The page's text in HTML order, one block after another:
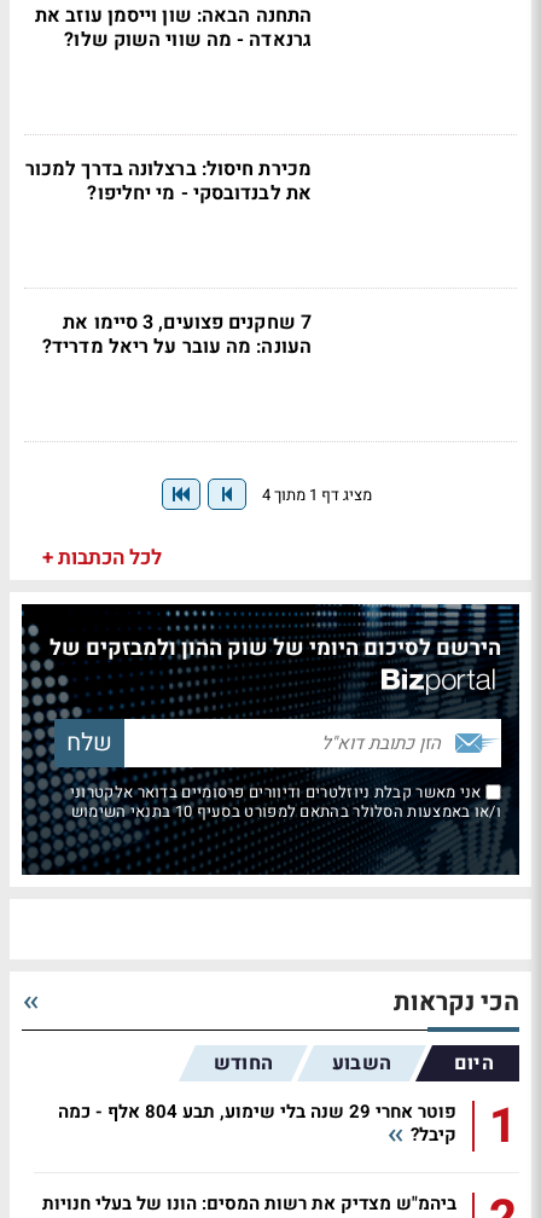
התחנה הבאה: שון וייסמן עוזב את
גרנאדה - מה שווי השוק שלו?
מכירת חיסול: ברצלונה בדרך למכור
את לבנדובסקי - מי יחליפו?
7 שחקנים פצועים, 3 סיימו את
העונה: מה עובר על ריאל מדריד?
מציג דף 1 מתוך 4
לכל הכתבות +
הירשם לסיכום היומי של שוק ההון ולמבזקים של
אני מאשר קבלת ניוזלטרים ודיוורים פרסומיים בדואר אלקטרוני
ו/או באמצעות הסלולר בהתאם למפורט בסעיף 10 בתנאי השימוש
הכי נקראות
היום השבוע החודש
1
פוטר אחרי 29 שנה בלי שימוע, תבע 804 אלף - כמה
קיבל?
ביהמ"ש מצדיק את רשות המסים: הונו של בעלי חנויות